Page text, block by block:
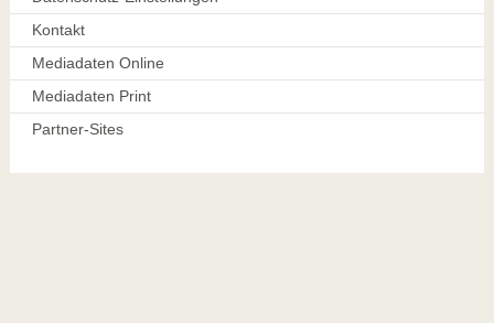
Kontakt
Mediadaten Online
Mediadaten Print
Partner-Sites